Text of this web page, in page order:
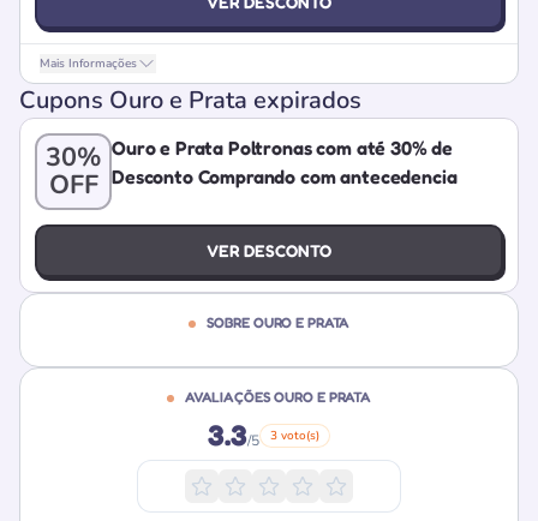
Mais Informações
Cupons Ouro e Prata expirados
30%
OFF
Ouro e Prata Poltronas com até 30% de
Desconto Comprando com antecedencia
VER DESCONTO
SOBRE OURO E PRATA
AVALIAÇÕES OURO E PRATA
3.3/5 3 voto(s)